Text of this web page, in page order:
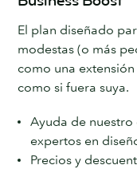
El plan diseñado
modestas (o más
como una
como si fuera suya.
Ayuda de
expertos en
Precios y